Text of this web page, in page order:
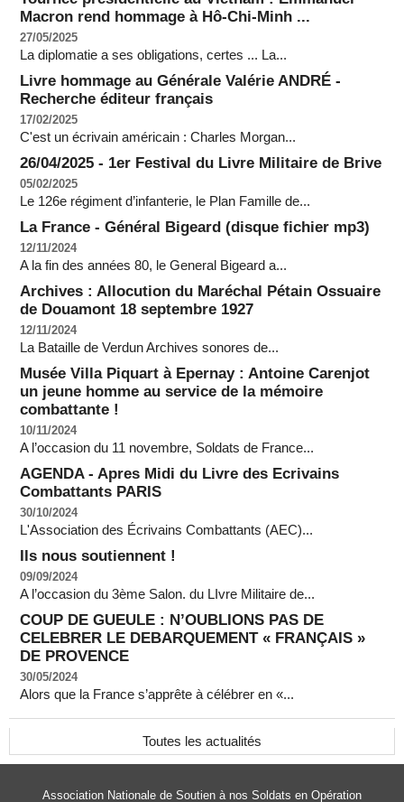
Macron rend hommage à Hô-Chi-Minh ...
27/05/2025
La diplomatie a ses obligations, certes ... La...
Livre hommage au Générale Valérie ANDRÉ -
Recherche éditeur français
17/02/2025
C'est un écrivain américain : Charles Morgan...
26/04/2025 - 1er Festival du Livre Militaire de Brive
05/02/2025
Le 126e régiment d’infanterie, le Plan Famille de...
La France - Général Bigeard (disque fichier mp3)
12/11/2024
A la fin des années 80, le General Bigeard a...
Archives : Allocution du Maréchal Pétain Ossuaire
de Douamont 18 septembre 1927
12/11/2024
La Bataille de Verdun Archives sonores de...
Musée Villa Piquart à Epernay : Antoine Carenjot
un jeune homme au service de la mémoire
combattante !
10/11/2024
A l’occasion du 11 novembre, Soldats de France...
AGENDA - Apres Midi du Livre des Ecrivains
Combattants PARIS
30/10/2024
L'Association des Écrivains Combattants (AEC)...
Ils nous soutiennent !
09/09/2024
A l’occasion du 3ème Salon. du LIvre Militaire de...
COUP DE GUEULE : N’OUBLIONS PAS DE
CELEBRER LE DEBARQUEMENT « FRANÇAIS »
DE PROVENCE
30/05/2024
Alors que la France s’apprête à célébrer en «...
Toutes les actualités
Association Nationale de Soutien à nos Soldats en Opération